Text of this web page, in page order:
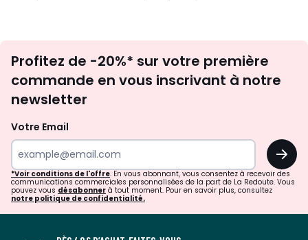
newsletter
Profitez de -20%* sur votre première
commande en vous inscrivant à notre
newsletter
Votre Email
OK
*Voir conditions de l'offre. En vous abonnant, vous consentez à recevoir des
communications commerciales personnalisées de la part de La Redoute. Vous
pouvez vous désabonner à tout moment. Pour en savoir plus, consultez
notre politique de confidentialité.